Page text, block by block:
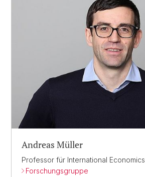
Andreas Müller
Professor für International Economics
Forschungsgruppe